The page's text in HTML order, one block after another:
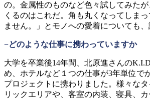
の。金属性のものなど色々試してみた
くるのはこれだ。角も丸くなってしま
ません。」とモノへの愛着についても、
−どのような仕事に携わっていますか
大学を卒業後14年間、北原進さんの
め、ホテルなど１つの仕事が3年単位で
プロジェクトに携わりました。様々な
リックエリアや、客室の内装、寝具、